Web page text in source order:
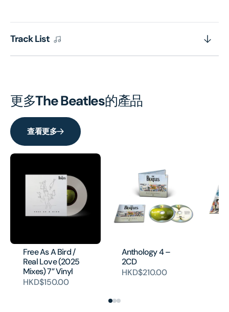
Track List
更多The Beatles的產品
查看更多
Free As A Bird /
Real Love (2025
Mixes) 7” Vinyl
HKD$150.00
Anthology 4 –
2CD
HKD$210.00